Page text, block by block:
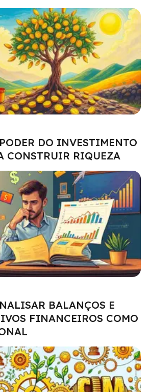
DO INVESTIMENTO
CONSTRUIR RIQUEZA
BALANÇOS E
FINANCEIROS COMO